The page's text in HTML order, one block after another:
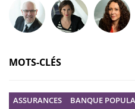
Poser votre question àPoser votre question
Poser
MOTS-CLÉS
ASSURANCES BANQUE